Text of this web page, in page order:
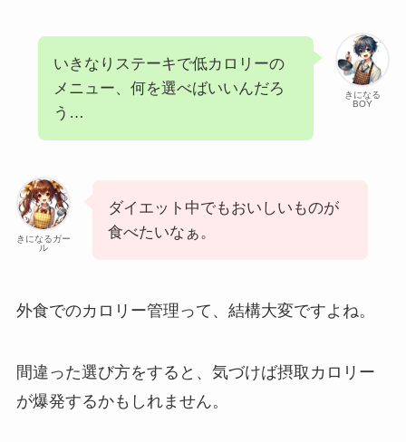
きになる
BOY
いきなりステーキで低カロリーの
メニュー、何を選べばいいんだろ
う…
きになるガー
ル
ダイエット中でもおいしいものが
食べたいなぁ。
外食でのカロリー管理って、結構大変ですよね。
間違った選び方をすると、気づけば摂取カロリー
が爆発するかもしれません。